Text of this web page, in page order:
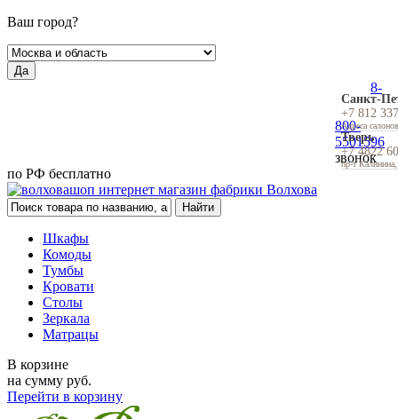
Ваш город?
Да
Санкт-
+7 812
Адреса
Тверь
+7 4822
пр-т
8-
800-
5501596
звонок
по РФ бесплатно
Шкафы
Комоды
Тумбы
Кровати
Столы
Зеркала
Матрацы
В корзине
на сумму руб.
Перейти в корзину